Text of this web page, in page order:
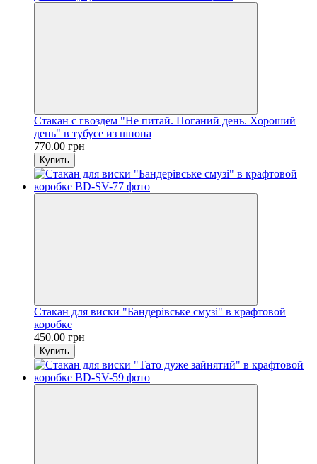
Стакан с гвоздем "Не питай. Поганий день. Хороший
день" в тубусе из шпона
770.00 грн
Купить
Стакан для виски "Бандерівське смузі" в крафтовой
коробке
450.00 грн
Купить